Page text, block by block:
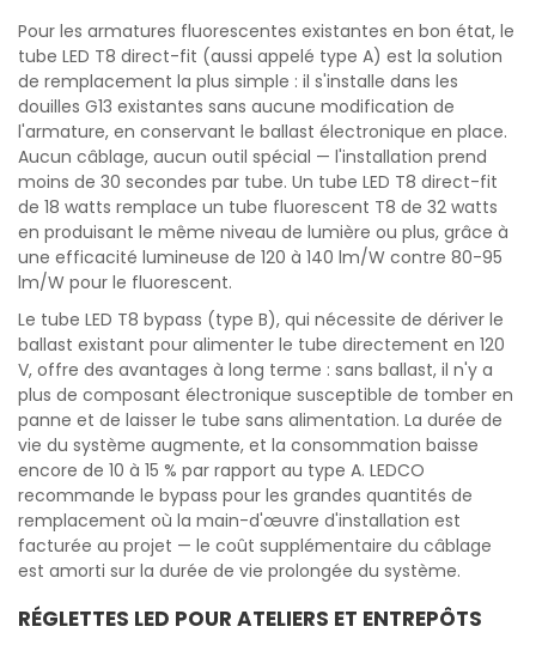
Pour les armatures fluorescentes existantes en bon état, le
tube LED T8 direct-fit (aussi appelé type A) est la solution
de remplacement la plus simple : il s'installe dans les
douilles G13 existantes sans aucune modification de
l'armature, en conservant le ballast électronique en place.
Aucun câblage, aucun outil spécial — l'installation prend
moins de 30 secondes par tube. Un tube LED T8 direct-fit
de 18 watts remplace un tube fluorescent T8 de 32 watts
en produisant le même niveau de lumière ou plus, grâce à
une efficacité lumineuse de 120 à 140 lm/W contre 80-95
lm/W pour le fluorescent.
Le tube LED T8 bypass (type B), qui nécessite de dériver le
ballast existant pour alimenter le tube directement en 120
V, offre des avantages à long terme : sans ballast, il n'y a
plus de composant électronique susceptible de tomber en
panne et de laisser le tube sans alimentation. La durée de
vie du système augmente, et la consommation baisse
encore de 10 à 15 % par rapport au type A. LEDCO
recommande le bypass pour les grandes quantités de
remplacement où la main-d'œuvre d'installation est
facturée au projet — le coût supplémentaire du câblage
est amorti sur la durée de vie prolongée du système.
RÉGLETTES LED POUR ATELIERS ET ENTREPÔTS